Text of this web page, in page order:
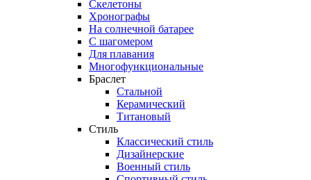
Скелетоны
Хронографы
На солнечной батарее
С шагомером
Для плавания
Многофункциональные
Браслет
Стальной
Керамический
Титановый
Стиль
Классический стиль
Дизайнерские
Военный стиль